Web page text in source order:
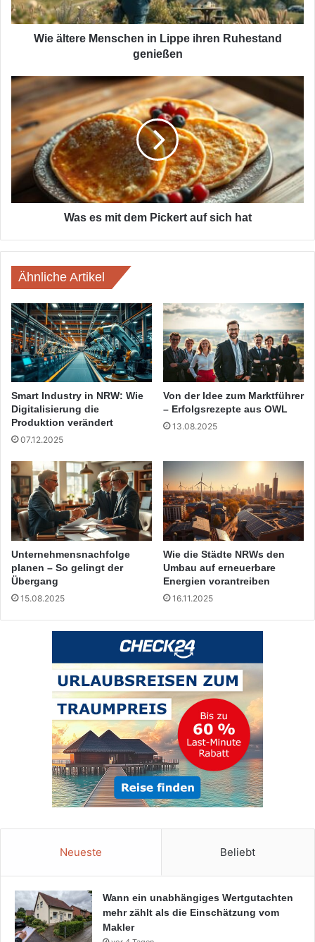
genießen
Wie ältere Menschen in Lippe ihren Ruhestand
genießen
Was
es
mit
dem
Pickert
auf
sich
hat
Was es mit dem Pickert auf sich hat
Ähnliche Artikel
Smart Industry in NRW: Wie
Digitalisierung die
Produktion verändert
07.12.2025
Von der Idee zum Marktführer
– Erfolgsrezepte aus OWL
13.08.2025
Unternehmensnachfolge
planen – So gelingt der
Übergang
15.08.2025
Wie die Städte NRWs den
Umbau auf erneuerbare
Energien vorantreiben
16.11.2025
Neueste Beliebt
Wann ein unabhängiges Wertgutachten
mehr zählt als die Einschätzung vom
Makler